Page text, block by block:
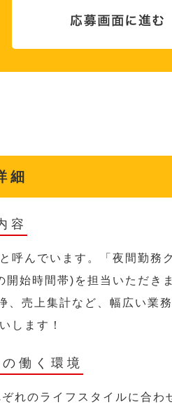
細
容
呼んでいます。「夜間勤務
始時間帯)を担当いただき
売上集計など、幅広い業
します！
働く環境
れのライフスタイルに合わ